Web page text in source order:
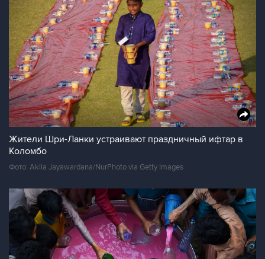
Жители Шри-Ланки устраивают праздничный ифтар в
Коломбо
Фото: Akila Jayawardana/NurPhoto via Getty Images